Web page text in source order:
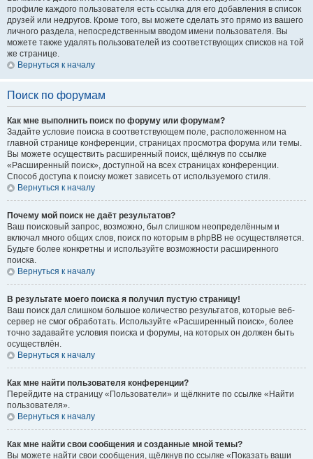
профиле каждого пользователя есть ссылка для его добавления в список
друзей или недругов. Кроме того, вы можете сделать это прямо из вашего
личного раздела, непосредственным вводом имени пользователя. Вы
можете также удалять пользователей из соответствующих списков на той
же странице.
Вернуться к началу
Поиск по форумам
Как мне выполнить поиск по форуму или форумам?
Задайте условие поиска в соответствующем поле, расположенном на
главной странице конференции, страницах просмотра форума или темы.
Вы можете осуществить расширенный поиск, щёлкнув по ссылке
«Расширенный поиск», доступной на всех страницах конференции.
Способ доступа к поиску может зависеть от используемого стиля.
Вернуться к началу
Почему мой поиск не даёт результатов?
Ваш поисковый запрос, возможно, был слишком неопределённым и
включал много общих слов, поиск по которым в phpBB не осуществляется.
Будьте более конкретны и используйте возможности расширенного
поиска.
Вернуться к началу
В результате моего поиска я получил пустую страницу!
Ваш поиск дал слишком большое количество результатов, которые веб-
сервер не смог обработать. Используйте «Расширенный поиск», более
точно задавайте условия поиска и форумы, на которых он должен быть
осуществлён.
Вернуться к началу
Как мне найти пользователя конференции?
Перейдите на страницу «Пользователи» и щёлкните по ссылке «Найти
пользователя».
Вернуться к началу
Как мне найти свои сообщения и созданные мной темы?
Вы можете найти свои сообщения, щёлкнув по ссылке «Показать ваши